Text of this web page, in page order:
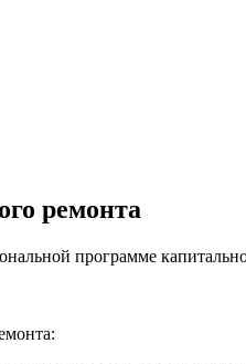
ремонта
программе